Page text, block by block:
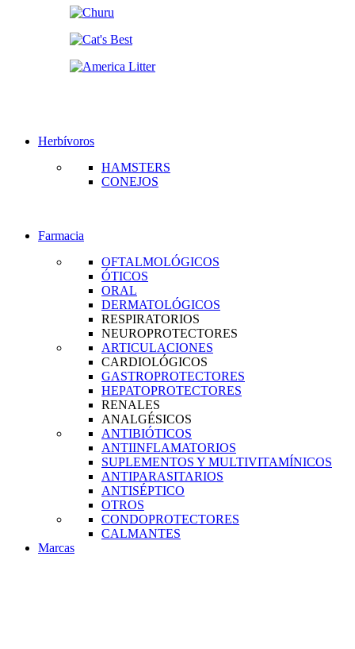
Herbívoros
HAMSTERS
CONEJOS
Farmacia
OFTALMOLÓGICOS
ÓTICOS
ORAL
DERMATOLÓGICOS
RESPIRATORIOS
NEUROPROTECTORES
ARTICULACIONES
CARDIOLÓGICOS
GASTROPROTECTORES
HEPATOPROTECTORES
RENALES
ANALGÉSICOS
ANTIBIÓTICOS
ANTIINFLAMATORIOS
SUPLEMENTOS Y MULTIVITAMÍNICOS
ANTIPARASITARIOS
ANTISÉPTICO
OTROS
CONDOPROTECTORES
CALMANTES
Marcas